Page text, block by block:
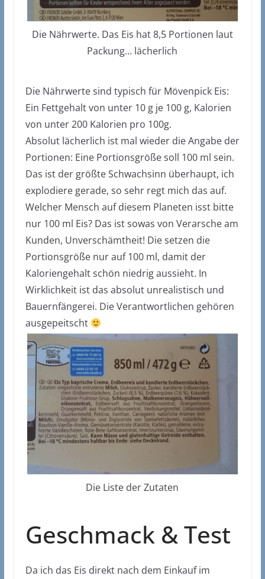
Die Nährwerte. Das Eis hat 8,5 Portionen laut
Packung… lächerlich
Die Nährwerte sind typisch für Mövenpick Eis:
Ein Fettgehalt von unter 10 g je 100 g, Kalorien
von unter 200 Kalorien pro 100g.
Absolut lächerlich ist mal wieder die Angabe der
Portionen: Eine Portionsgröße soll 100 ml sein.
Das ist der größte Schwachsinn überhaupt, ich
explodiere gerade, so sehr regt mich das auf.
Welcher Mensch auf diesem Planeten isst bitte
nur 100 ml Eis? Das ist sowas von Verarsche am
Kunden, Unverschämtheit! Die setzen die
Portionsgröße nur auf 100 ml, damit der
Kaloriengehalt schön niedrig aussieht. In
Wirklichkeit ist das absolut unrealistisch und
Bauernfängerei. Die Verantwortlichen gehören
ausgepeitscht
Die Liste der Zutaten
Geschmack & Test
Da ich das Eis direkt nach dem Einkauf im